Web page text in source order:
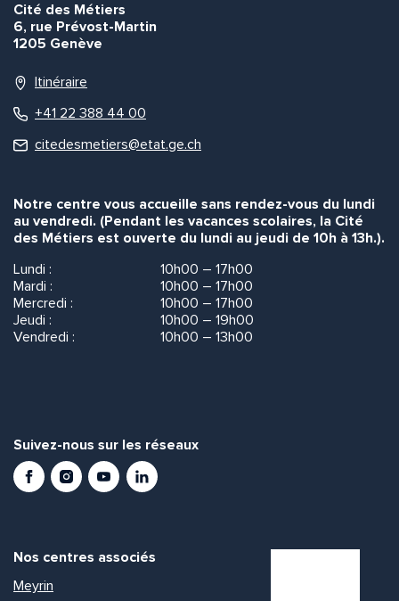
Cité des Métiers
6, rue Prévost-Martin
1205 Genève
Itinéraire
+41 22 388 44 00
citedesmetiers@etat.ge.ch
Notre centre vous accueille sans rendez-vous du lundi
au vendredi. (Pendant les vacances scolaires, la Cité
des Métiers est ouverte du lundi au jeudi de 10h à 13h.).
Lundi :
10h00 – 17h00
Mardi :
10h00 – 17h00
Mercredi :
10h00 – 17h00
Jeudi :
10h00 – 19h00
Vendredi :
10h00 – 13h00
Suivez-nous sur les réseaux
FacebookInstagramYoutubeLinkedIn
Nos centres associés
Meyrin